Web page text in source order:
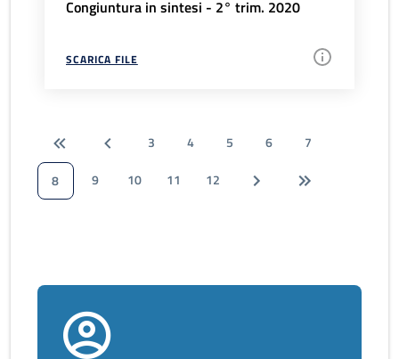
Congiuntura in sintesi - 2° trim. 2020
SCARICA FILE
3 4 5 6
7
8
9 10 11 12